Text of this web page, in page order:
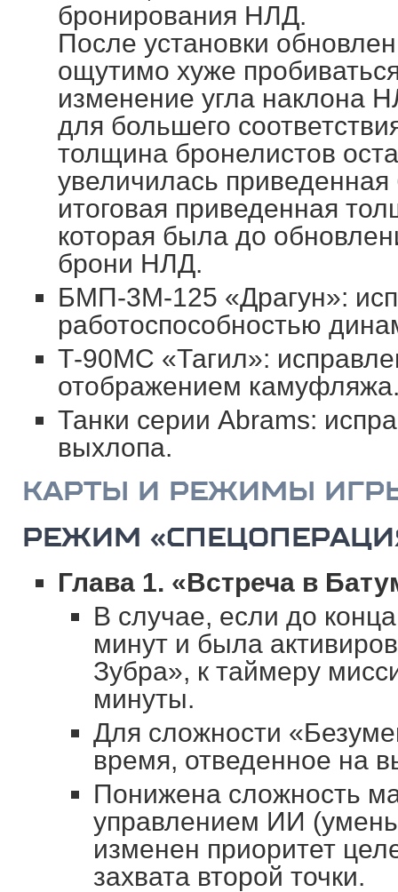
бронирования НЛД.
После установки
ощутимо хуже
изменение угла наклона
для большего
толщина бронелистов
увеличилась
итоговая приведенная
которая была до
брони НЛД.
БМП-3М-125 «Драгун»:
работоспособностью
Т-90МС «Тагил»:
отображением
Танки серии Abrams:
выхлопа.
КАРТЫ И РЕЖИМЫ
РЕЖИМ
Глава 1. «Встреча в
В случае, если до
минут и была
Зубра», к таймеру
минуты.
Для сложности
время, отведенное на
Понижена сложность
управлением ИИ
изменен приоритет
захвата второй точки.